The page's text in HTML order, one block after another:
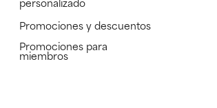
Promociones y descuentos​
Promociones para
miembros